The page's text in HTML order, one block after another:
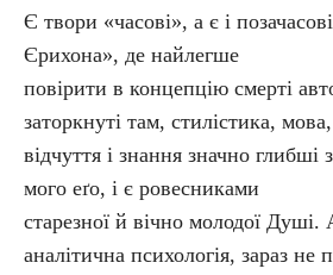
Є твори «часові», а є і
Єрихона», де найлегше
повірити в концепцію смерті
заторкнуті там, стилістика, мова,
відчуття і знання значно глибші
мого еґо, і є ровесниками
старезної й вічно молодої
аналітична психологія, зараз не